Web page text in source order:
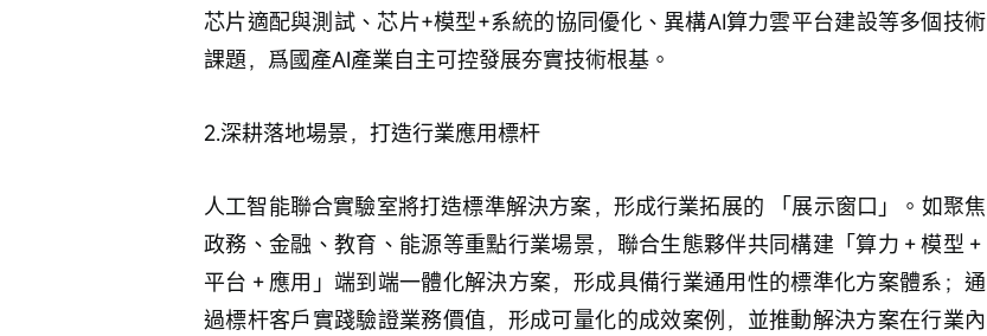
芯片適配與測試、芯片+模型+系統的協同優化、異構AI算力雲平台建設等多個技術
課題，爲國產AI產業自主可控發展夯實技術根基。
2.深耕落地場景，打造行業應用標杆
人工智能聯合實驗室將打造標準解決方案，形成行業拓展的 「展示窗口」。如聚焦
政務、金融、教育、能源等重點行業場景，聯合生態夥伴共同構建「算力＋模型＋
平台＋應用」端到端一體化解決方案，形成具備行業通用性的標準化方案體系；通
過標杆客戶實踐驗證業務價值，形成可量化的成效案例，並推動解決方案在行業內